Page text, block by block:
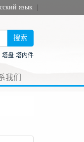
язык
搜索
塔盘 塔内件
我们